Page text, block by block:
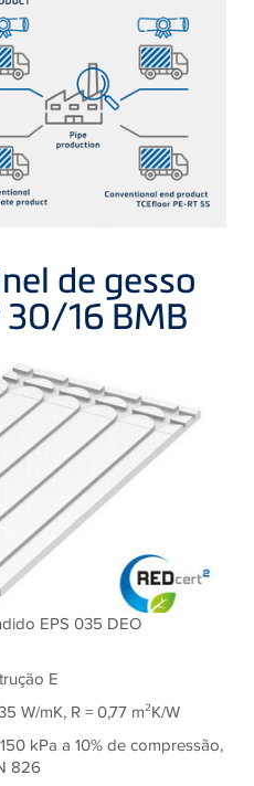
de gesso
16 BMB
EPS 035 DEO
E
W/mK, R = 0,77 m²K/W
kPa a 10% de compressão,
826